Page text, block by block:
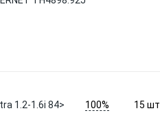
1.2-1.6i 84>
100% 15 шт.